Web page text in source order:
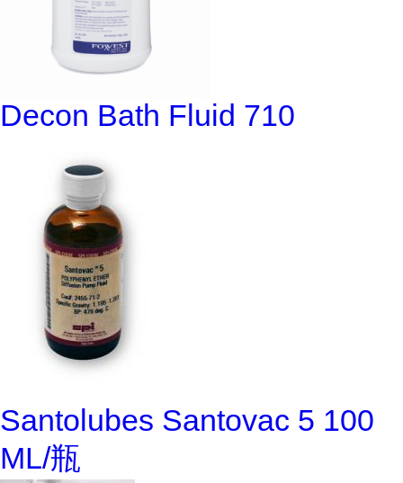
Decon Bath Fluid 710
Santolubes Santovac 5 100
ML/瓶